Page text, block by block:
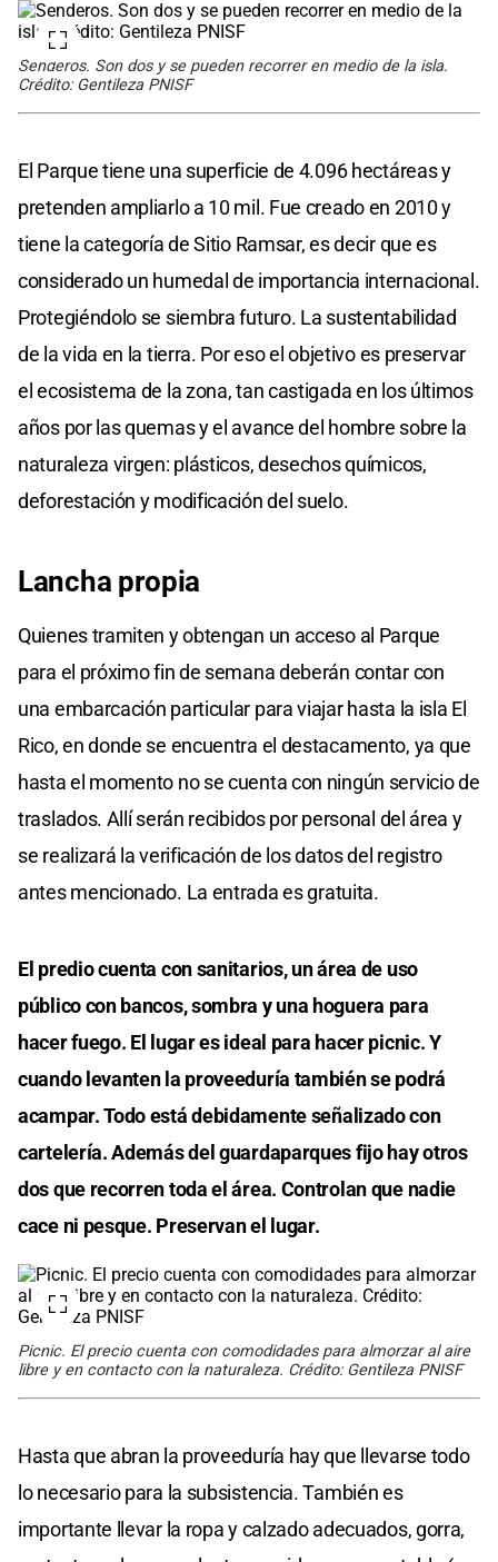
Senderos. Son dos y se pueden recorrer en medio de la isla.
Crédito: Gentileza PNISF
El Parque tiene una superficie de 4.096 hectáreas y
pretenden ampliarlo a 10 mil. Fue creado en 2010 y
tiene la categoría de Sitio Ramsar, es decir que es
considerado un humedal de importancia internacional.
Protegiéndolo se siembra futuro. La sustentabilidad
de la vida en la tierra. Por eso el objetivo es preservar
el ecosistema de la zona, tan castigada en los últimos
años por las quemas y el avance del hombre sobre la
naturaleza virgen: plásticos, desechos químicos,
deforestación y modificación del suelo.
Lancha propia
Quienes tramiten y obtengan un acceso al Parque
para el próximo fin de semana deberán contar con
una embarcación particular para viajar hasta la isla El
Rico, en donde se encuentra el destacamento, ya que
hasta el momento no se cuenta con ningún servicio de
traslados. Allí serán recibidos por personal del área y
se realizará la verificación de los datos del registro
antes mencionado. La entrada es gratuita.
El predio cuenta con sanitarios, un área de uso
público con bancos, sombra y una hoguera para
hacer fuego. El lugar es ideal para hacer picnic. Y
cuando levanten la proveeduría también se podrá
acampar. Todo está debidamente señalizado con
cartelería. Además del guardaparques fijo hay otros
dos que recorren toda el área. Controlan que nadie
cace ni pesque. Preservan el lugar.
Picnic. El precio cuenta con comodidades para almorzar al aire
libre y en contacto con la naturaleza. Crédito: Gentileza PNISF
Hasta que abran la proveeduría hay que llevarse todo
lo necesario para la subsistencia. También es
importante llevar la ropa y calzado adecuados, gorra,